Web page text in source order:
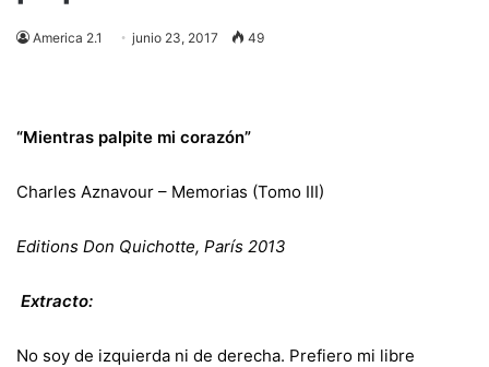
America 2.1 junio 23, 2017 49
“Mientras palpite mi corazón”
Charles Aznavour – Memorias (Tomo III)
Editions Don Quichotte, París 2013
Extracto:
No soy de izquierda ni de derecha. Prefiero mi libre